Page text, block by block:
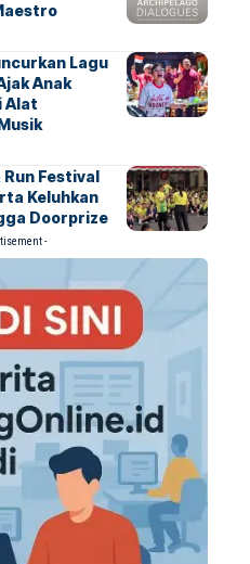
Lagu
Anak
Alat
Run Festival
Keluhkan
Doorprize
-